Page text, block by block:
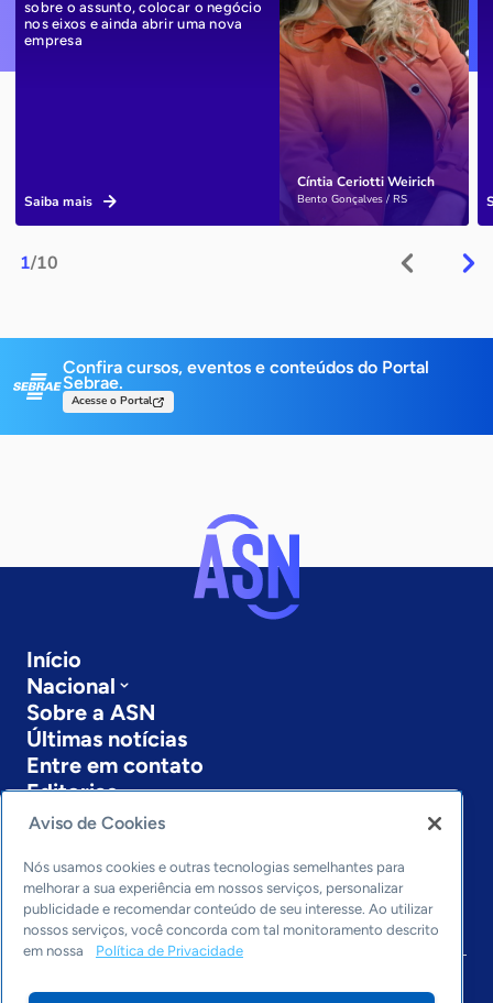
1/10
Cíntia Ceriotti Weirich
Bento Gonçalves / RS
sobre o assunto, colocar o negócio
nos eixos e ainda abrir uma nova
empresa
Saiba mais
Confira cursos, eventos e conteúdos do Portal
Sebrae.
Acesse o Portal
Início
Nacional
Sobre a ASN
Últimas notícias
Entre em contato
Editorias
Economia & Política
Inovação & Tecnologia
Cultura empreendedora
Dados
Arquivo
Aviso de Cookies
Nós usamos cookies e outras tecnologias semelhantes para
melhorar a sua experiência em nossos serviços, personalizar
publicidade e recomendar conteúdo de seu interesse. Ao utilizar
nossos serviços, você concorda com tal monitoramento descrito
em nossa
Política de Privacidade